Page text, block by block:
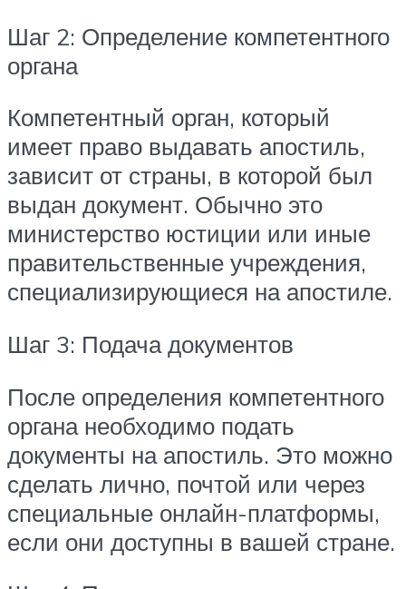
Шаг 2: Определение компетентного
органа
Компетентный орган, который
имеет право выдавать апостиль,
зависит от страны, в которой был
выдан документ. Обычно это
министерство юстиции или иные
правительственные учреждения,
специализирующиеся на апостиле.
Шаг 3: Подача документов
После определения компетентного
органа необходимо подать
документы на апостиль. Это можно
сделать лично, почтой или через
специальные онлайн-платформы,
если они доступны в вашей стране.